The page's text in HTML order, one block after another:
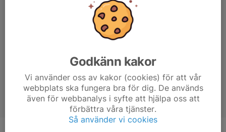
Godkänn kakor
Vi använder oss av kakor (cookies) för att vår
webbplats ska fungera bra för dig. De används
även för webbanalys i syfte att hjälpa oss att
förbättra våra tjänster.
Så använder vi cookies